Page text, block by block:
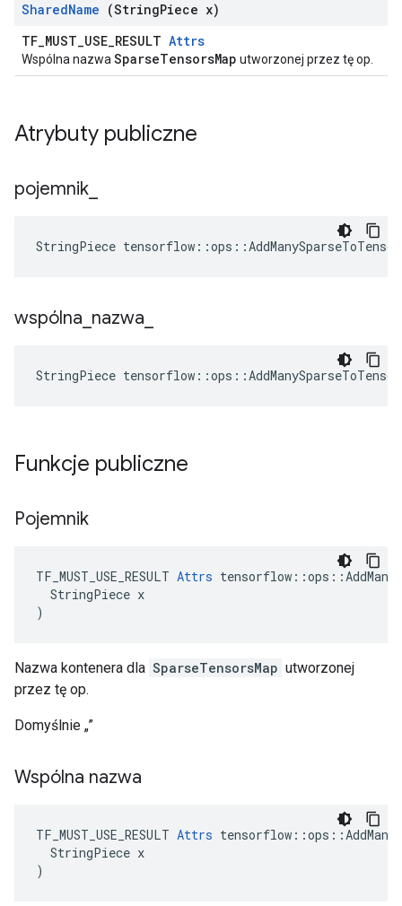
SharedName (StringPiece x)
TF_MUST_USE_RESULT Attrs
Wspólna nazwa SparseTensorsMap utworzonej przez tę op.
Atrybuty publiczne
pojemnik
StringPiece
wspólna nazwa
StringPiece
Funkcje publiczne
Pojemnik
TF_MUST_USE_RESULT Attrs
  StringPiece x
)
Nazwa kontenera dla SparseTensorsMap utworzonej
przez tę op.
Domyślnie „”
Wspólna nazwa
TF_MUST_USE_RESULT Attrs
  StringPiece x
)